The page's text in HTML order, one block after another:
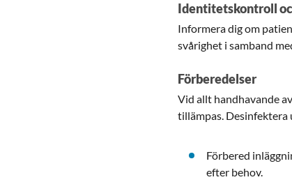
Identitetskontroll
Informera dig om
svårighet i samband
Förberedelser
Vid allt handhavande
tillämpas.
Förbered
efter behov.